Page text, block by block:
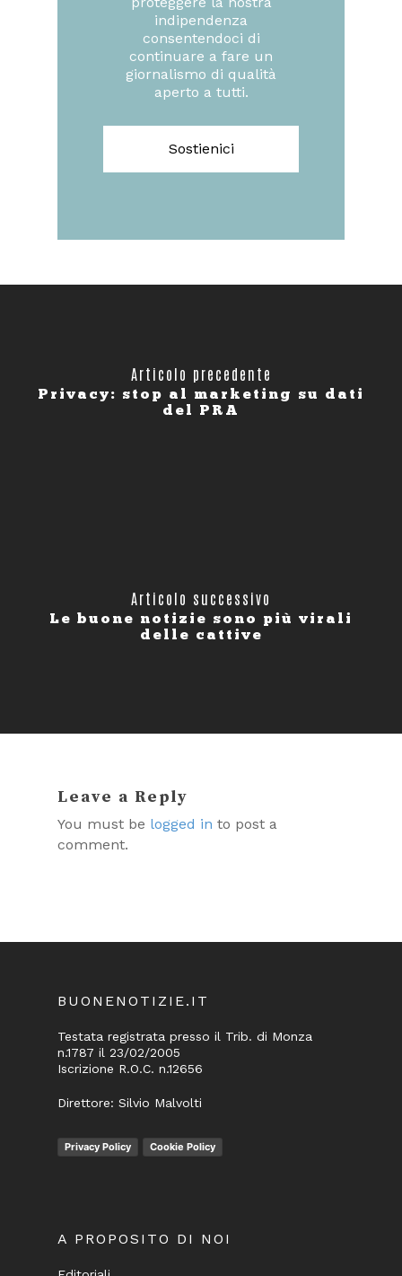
indipendenza
consentendoci di
continuare a fare un
giornalismo di qualità
aperto a tutti.
Sostienici
Articolo precedente
Privacy: stop al marketing su dati
del PRA
Articolo successivo
Le buone notizie sono più virali
delle cattive
Leave a Reply
You must be logged in to post a
comment.
BUONENOTIZIE.IT
Testata registrata presso il Trib. di Monza
n.1787 il 23/02/2005
Iscrizione R.O.C. n.12656
Direttore: Silvio Malvolti
Privacy Policy Cookie Policy
A PROPOSITO DI NOI